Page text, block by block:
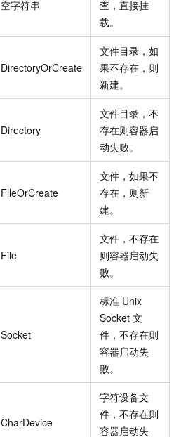
空字符串
查，直接挂
载。
DirectoryOrCreate
文件目录，如
果不存在，则
新建。
Directory
文件目录，不
存在则容器启
动失败。
FileOrCreate
文件，如果不
存在，则新
建。
File
文件，不存在
则容器启动失
败。
Socket
标准 Unix
Socket 文
件，不存在则
容器启动失
败。
CharDevice
字符设备文
件，不存在则
容器启动失